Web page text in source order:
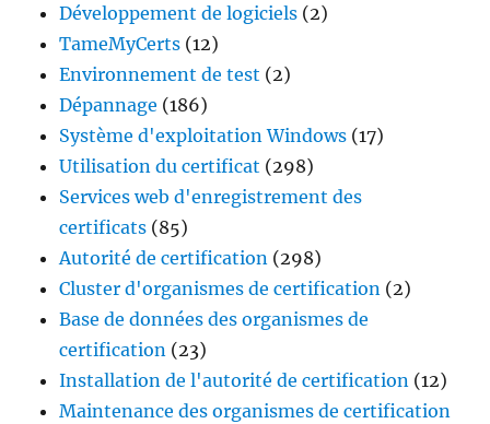
Développement de logiciels (2)
TameMyCerts (12)
Environnement de test (2)
Dépannage (186)
Système d'exploitation Windows (17)
Utilisation du certificat (298)
Services web d'enregistrement des
certificats (85)
Autorité de certification (298)
Cluster d'organismes de certification (2)
Base de données des organismes de
certification (23)
Installation de l'autorité de certification (12)
Maintenance des organismes de certification